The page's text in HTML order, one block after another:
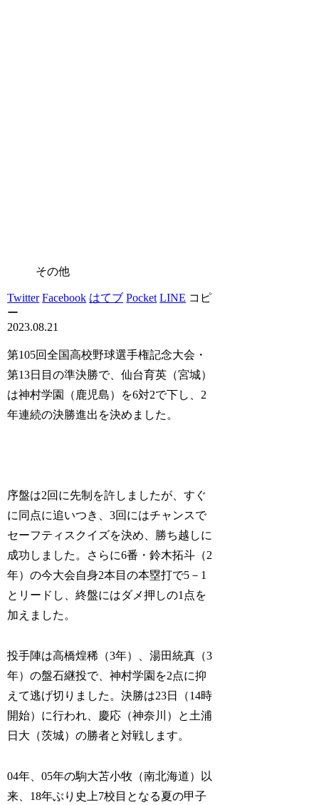
その他
Twitter Facebook はてブ Pocket LINE コピ
ー
2023.08.21
第105回全国高校野球選手権記念大会・
第13日目の準決勝で、仙台育英（宮城）
は神村学園（鹿児島）を6対2で下し、2
年連続の決勝進出を決めました。
序盤は2回に先制を許しましたが、すぐ
に同点に追いつき、3回にはチャンスで
セーフティスクイズを決め、勝ち越しに
成功しました。さらに6番・鈴木拓斗（2
年）の今大会自身2本目の本塁打で5－1
とリードし、終盤にはダメ押しの1点を
加えました。
投手陣は高橋煌稀（3年）、湯田統真（3
年）の盤石継投で、神村学園を2点に抑
えて逃げ切りました。決勝は23日（14時
開始）に行われ、慶応（神奈川）と土浦
日大（茨城）の勝者と対戦します。
04年、05年の駒大苫小牧（南北海道）以
来、18年ぶり史上7校目となる夏の甲子